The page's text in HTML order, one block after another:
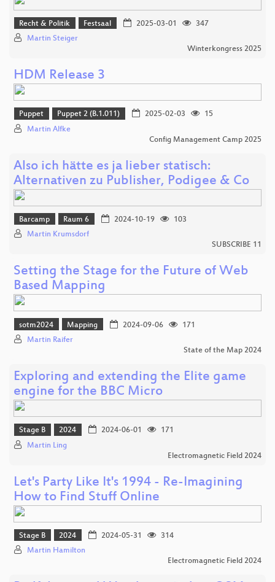
Recht & Politik Festsaal 2025-03-01
347
Martin Steiger
Winterkongress 2025
HDM Release 3
Puppet Puppet 2 (B.1.011) 2025-02-03
15
Martin Alfke
Config Management Camp 2025
Also ich hätte es ja lieber statisch:
Alternativen zu Publisher, Podigee & Co
Barcamp Raum 6 2024-10-19
103
Martin Krumsdorf
SUBSCRIBE 11
Setting the Stage for the Future of Web
Based Mapping
sotm2024 Mapping 2024-09-06
171
Martin Raifer
State of the Map 2024
Exploring and extending the Elite game
engine for the BBC Micro
Stage B 2024 2024-06-01
171
Martin Ling
Electromagnetic Field 2024
Let's Party Like It's 1994 - Re-Imagining
How to Find Stuff Online
Stage B 2024 2024-05-31
314
Martin Hamilton
Electromagnetic Field 2024